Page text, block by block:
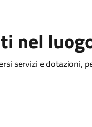
nel
servizi e dotazioni,